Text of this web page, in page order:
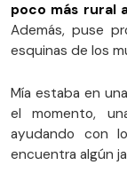
poco más rural
Ade­más, puse
esquinas de los
Mía estaba en
el momento,
ayudando con
encuentra algún